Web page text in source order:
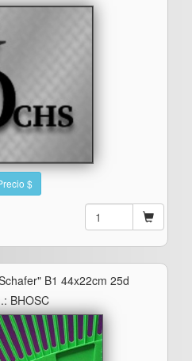
$
B1 44x22cm 25d
BHOSC